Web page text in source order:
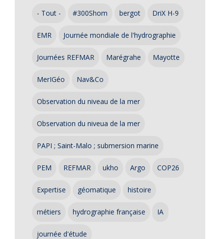
- Tout - #300Shom bergot DriX H-9
EMR Journée mondiale de l'hydrographie
Journées REFMAR Marégrahe Mayotte
MerIGéo Nav&Co
Observation du niveau de la mer
Observation du niveua de la mer
PAPI ; Saint-Malo ; submersion marine
PEM REFMAR ukho Argo COP26
Expertise géomatique histoire
métiers hydrographie française IA
journée d'étude